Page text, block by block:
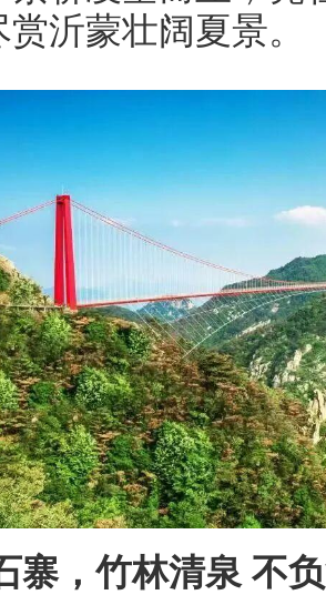
沂蒙壮阔夏景。
寨，竹林清泉 不